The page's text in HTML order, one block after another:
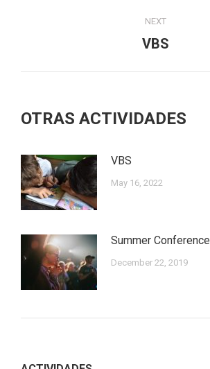
NEXT
Next
VBS
OTRAS ACTIVIDADES
VBS
May 16, 2022
Summer Conference
December 22, 2019